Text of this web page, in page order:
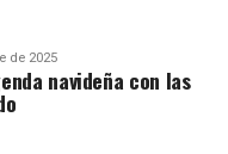
de 2025
navideña con las